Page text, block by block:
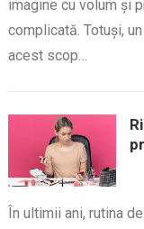
imagine cu volum și
complicată. Totuși,
acest scop…
În ultimii ani, rutina